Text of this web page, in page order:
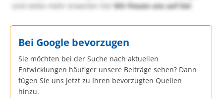
und vieles mehr erwarten Sie!Wir freuen uns auf Sie!
Bei Google bevorzugen
Sie möchten bei der Suche nach aktuellen
Entwicklungen häufiger unsere Beiträge sehen? Dann
fügen Sie uns jetzt zu Ihren bevorzugten Quellen
hinzu.